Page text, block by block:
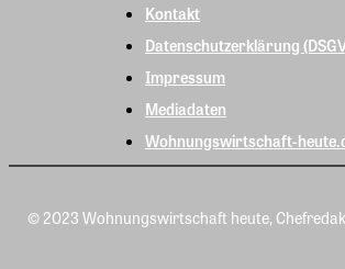
Kontakt
Datenschutzerklärung
Impressum
Mediadaten
Wohnungswirtschaft-
© 2023 Wohnungswirtschaft heute,